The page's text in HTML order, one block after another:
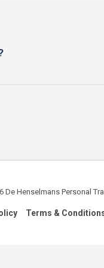
De Henselmans Personal
Terms &